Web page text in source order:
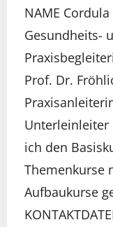
NAME Cordula
Gesundheits-
Prof. Dr.
Unterleinleiter
ich den
Themenkurse
Aufbaukurse